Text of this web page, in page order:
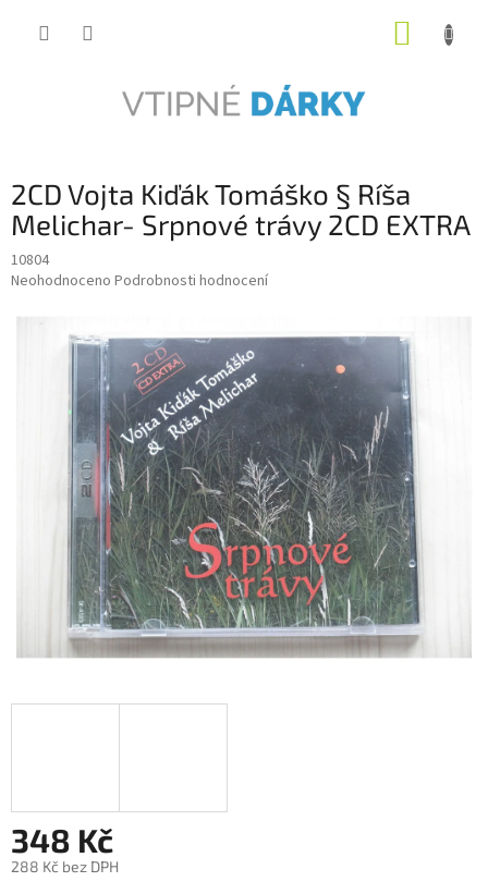
2CD Vojta Kiďák Tomáško § Ríša
Melichar- Srpnové trávy 2CD EXTRA
10804
Průměrné
produktu
hvězdiček.
Neohodnoceno Podrobnosti hodnocení
348 Kč
288 Kč bez DPH